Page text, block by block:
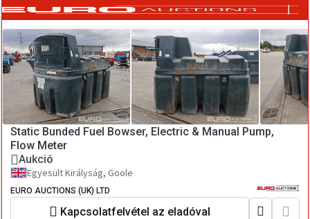
Static Bunded Fuel Bowser, Electric & Manual Pump,
Flow Meter
Aukció
Egyesült Királyság, Goole
EURO AUCTIONS (UK) LTD
Kapcsolatfelvétel az eladóval